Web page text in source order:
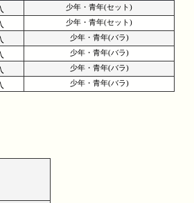
少年・青年(セット)
少年・青年(セット)
少年・青年(バラ)
少年・青年(バラ)
少年・青年(バラ)
少年・青年(バラ)